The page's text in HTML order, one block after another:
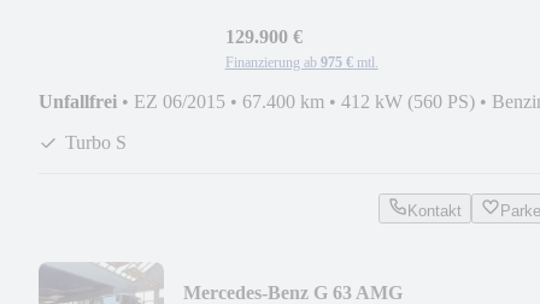
129.900 €
Finanzierung ab 975 € mtl.
Unfallfrei • EZ 06/2015 • 67.400 km • 412 kW (560 PS) •
Turbo S
Kontakt
Mercedes-Benz G 63 AMG